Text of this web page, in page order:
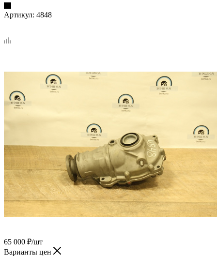
Артикул: 4848
65 000 ₽/шт
Варианты цен